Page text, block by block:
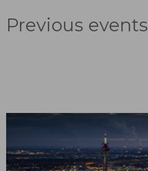
Previous events